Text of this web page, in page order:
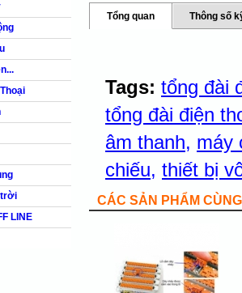
trời
LINE
Tổng quan Thông số
Tags: tổng đài
tổng đài điện
âm thanh, máy
chiếu, thiết bị
CÁC SẢN PHẨM